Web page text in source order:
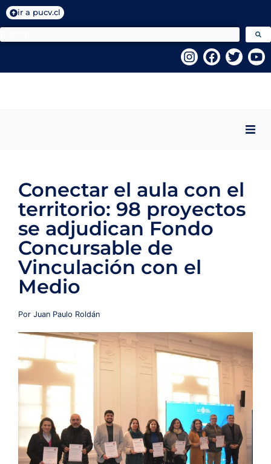
ir a pucv.cl
Quiénes Somos
Programas VcM
Centros PUCV
Redes y Alianzas
Fondo Concursable
Contáctanos
Conectar el aula con el
territorio: 98 proyectos
se adjudican Fondo
Concursable de
Vinculación con el
Medio
Por Juan Paulo Roldán